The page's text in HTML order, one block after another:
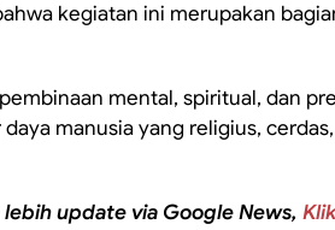
kegiatan ini merupakan
mental, spiritual, dan
manusia yang religius,
update via Google News,